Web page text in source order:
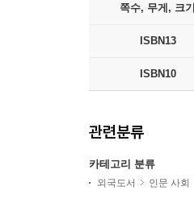
쪽수, 무게, 크기
ISBN13
ISBN10
관련분류
카테고리 분류
외국도서 인문 사회